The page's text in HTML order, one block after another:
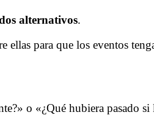
alternativos.
ellas para que los eventos
o «¿Qué hubiera pasado si